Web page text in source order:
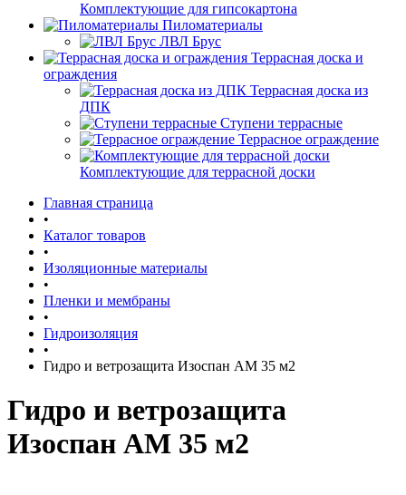
Комплектующие для гипсокартона
Пиломатериалы
ЛВЛ Брус
Террасная доска и
ограждения
Террасная доска из
ДПК
Ступени террасные
Террасное ограждение
Комплектующие для террасной доски
Главная страница
•
Каталог товаров
•
Изоляционные материалы
•
Пленки и мембраны
•
Гидроизоляция
•
Гидро и ветрозащита Изоспан АМ 35 м2
Гидро и ветрозащита
Изоспан АМ 35 м2